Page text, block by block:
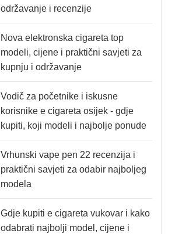
održavanje i recenzije
Nova elektronska cigareta top
modeli, cijene i praktični savjeti za
kupnju i održavanje
Vodič za početnike i iskusne
korisnike e cigareta osijek - gdje
kupiti, koji modeli i najbolje ponude
Vrhunski vape pen 22 recenzija i
praktični savjeti za odabir najboljeg
modela
Gdje kupiti e cigareta vukovar i kako
odabrati najbolji model, cijene i